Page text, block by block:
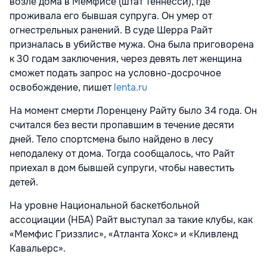
проживала его бывшая супруга. Он умер от
огнестрельных ранений. В суде Шерра Райт
призналась в убийстве мужа. Она была приговорена
к 30 годам заключения, через девять лет женщина
сможет подать запрос на условно-досрочное
освобождение, пишетlenta.ru
На момент смерти Лоренцену Райту было 34 года. Он
считался без вести пропавшим в течение десяти
дней. Тело спортсмена было найдено в лесу
неподалеку от дома. Тогда сообщалось, что Райт
приехал в дом бывшей супруги, чтобы навестить
детей.
На уровне Национальной баскетбольной
ассоциации (НБА) Райт выступал за такие клубы, как
«Мемфис Гриззлис», «Атланта Хокс» и «Кливленд
Кавальерс».